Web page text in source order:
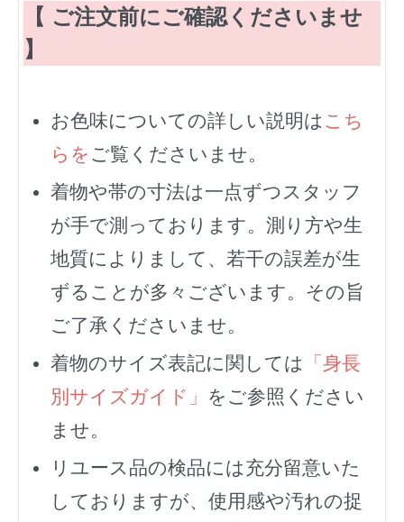
【 ご注文前にご確認くださいませ
】
お色味についての詳しい説明は こち
らを ご覧くださいませ。
着物や帯の寸法は一点ずつスタッフ
が手で測っております。測り方や生
地質によりまして、若干の誤差が生
ずることが多々ございます。その旨
ご了承くださいませ。
着物のサイズ表記に関しては
「身長
別サイズガイド」 をご参照ください
ませ。
リユース品の検品には充分留意いた
しておりますが、使用感や汚れの捉